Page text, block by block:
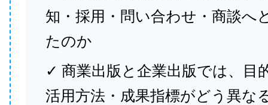
知・採用・問い合わせ・商談へ
たのか
✓ 商業出版と企業出版では、目
活用方法・成果指標がどう異な